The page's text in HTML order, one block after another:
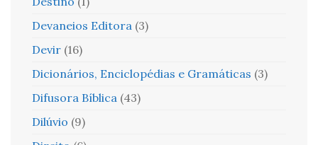
Devaneios Editora (3)
Devir (16)
Dicionários, Enciclopédias e Gramáticas (3)
Difusora Bíblica (43)
Dilúvio (9)